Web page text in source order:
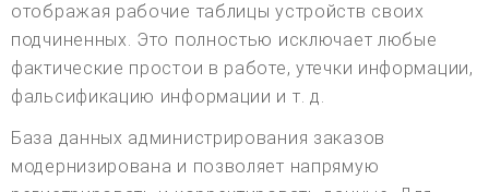
отображая рабочие таблицы устройств своих
подчиненных. Это полностью исключает любые
фактические простои в работе, утечки информации,
фальсификацию информации и т. д.
База данных администрирования заказов
модернизирована и позволяет напрямую